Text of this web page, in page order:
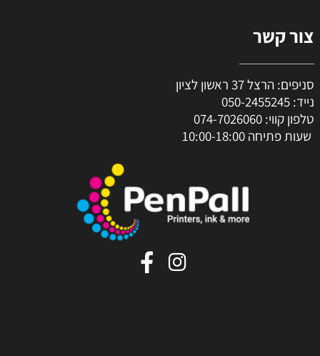
צור קשר
סניפים: הרצל 37 ראשון לציון
נייד: 050-2455245
טלפון קווי: 074-7026060
שעות פתיחה 10:00-18:00